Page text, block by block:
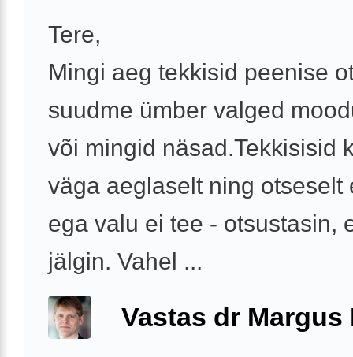
Tere,
Mingi aeg tekkisid peenise
suudme ümber valged
või mingid näsad.Tekkisisid
väga aeglaselt ning otseselt
ega valu ei tee - otsustasin,
jälgin. Vahel ...
Vastas dr Margus